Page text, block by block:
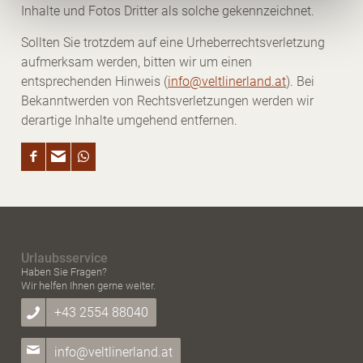
wie Browser, Internetanbieter, Endgerät und
Weitere Details betreffend Cookies und einer möglichen
späteren Deaktivierung finden Sie in unserer
Datenschutzerklärung.
Inhalte und Fotos Dritter als solche gekennzeichnet.
Sollten Sie trotzdem auf eine Urheberrechtsverletzung
aufmerksam werden, bitten wir um einen
entsprechenden Hinweis (info@veltlinerland.at). Bei
Bekanntwerden von Rechtsverletzungen werden wir
derartige Inhalte umgehend entfernen.
Urlaubsservice
Haben Sie Fragen?
Wir helfen Ihnen gerne weiter.
+43 2554 88040
info@veltlinerland.at